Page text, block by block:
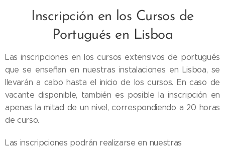
Inscripción en los Cursos de
Portugués en Lisboa
Las inscripciones en los cursos extensivos de portugués
que se enseñan en nuestras instalaciones en Lisboa, se
llevarán a cabo hasta el inicio de los cursos. En caso de
vacante disponible, también es posible la inscripción en
apenas la mitad de un nivel, correspondiendo a 20 horas
de curso.
Las inscripciones podrán realizarse en nuestras